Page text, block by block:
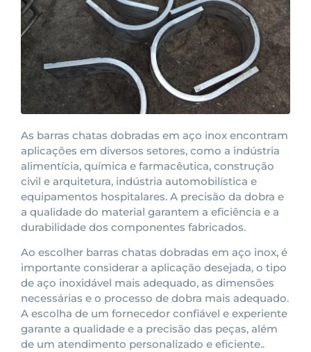
As barras chatas dobradas em aço inox encontram
aplicações em diversos setores, como a indústria
alimentícia, química e farmacêutica, construção
civil e arquitetura, indústria automobilística e
equipamentos hospitalares. A precisão da dobra e
a qualidade do material garantem a eficiência e a
durabilidade dos componentes fabricados.
Ao escolher barras chatas dobradas em aço inox, é
importante considerar a aplicação desejada, o tipo
de aço inoxidável mais adequado, as dimensões
necessárias e o processo de dobra mais adequado.
A escolha de um fornecedor confiável e experiente
garante a qualidade e a precisão das peças, além
de um atendimento personalizado e eficiente..